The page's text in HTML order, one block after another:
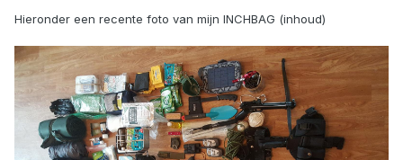
Hieronder een recente foto van mijn INCHBAG (inhoud)